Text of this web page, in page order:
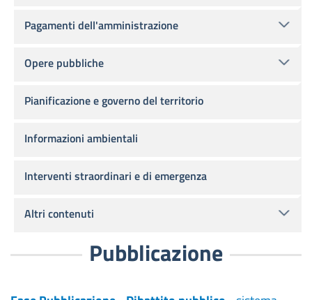
Pubblicazione
Pagamenti dell'amministrazione
Opere pubbliche
Pianificazione e governo del territorio
Informazioni ambientali
Interventi straordinari e di emergenza
Altri contenuti